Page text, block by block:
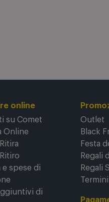
online
su Comet
spese di
Outlet
Black
Festa
Regali
Regali